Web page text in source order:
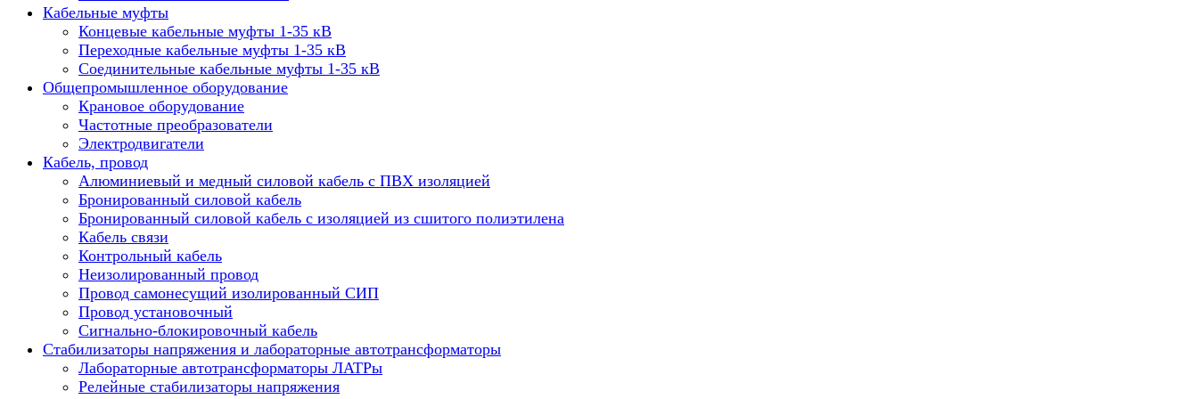
Кабельные муфты
Концевые кабельные муфты 1-35 кВ
Переходные кабельные муфты 1-35 кВ
Соединительные кабельные муфты 1-35 кВ
Общепромышленное оборудование
Крановое оборудование
Частотные преобразователи
Электродвигатели
Кабель, провод
Алюминиевый и медный силовой кабель с ПВХ изоляцией
Бронированный силовой кабель
Бронированный силовой кабель с изоляцией из сшитого полиэтилена
Кабель связи
Контрольный кабель
Неизолированный провод
Провод самонесущий изолированный СИП
Провод установочный
Сигнально-блокировочный кабель
Стабилизаторы напряжения и лабораторные автотрансформаторы
Лабораторные автотрансформаторы ЛАТРы
Релейные стабилизаторы напряжения